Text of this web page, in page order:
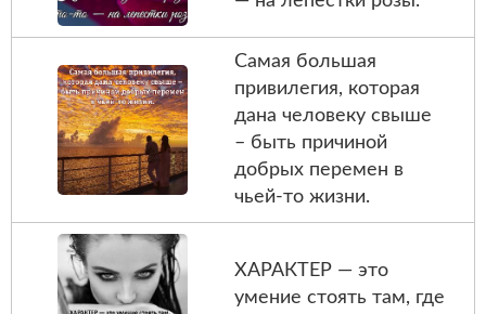
Самая большая
привилегия, которая
дана человеку свыше
– быть причиной
добрых перемен в
чьей-то жизни.
ХАРАКТЕР — это
умение стоять там, где